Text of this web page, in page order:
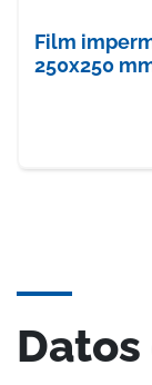
Film
250x250